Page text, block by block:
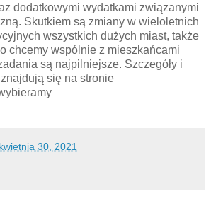
dodatkowymi wydatkami związanymi
Skutkiem są zmiany w wieloletnich
wszystkich dużych miast, także
chcemy wspólnie z mieszkańcami
są najpilniejsze. Szczegóły i
się na stronie
kwietnia 30, 2021